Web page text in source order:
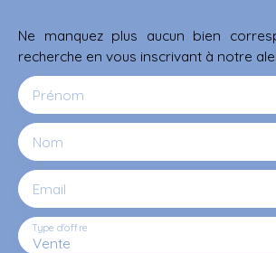
Ne manquez plus aucun bien
recherche en vous inscrivant à notre
Prénom
Nom
Email
Vente
Type d'offre